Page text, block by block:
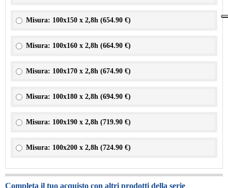
Misura: 100x150 x 2,8h (654.90 €)
Misura: 100x160 x 2,8h (664.90 €)
Misura: 100x170 x 2,8h (674.90 €)
Misura: 100x180 x 2,8h (694.90 €)
Misura: 100x190 x 2,8h (719.90 €)
Misura: 100x200 x 2,8h (724.90 €)
Completa il tuo acquisto con altri prodotti della serie